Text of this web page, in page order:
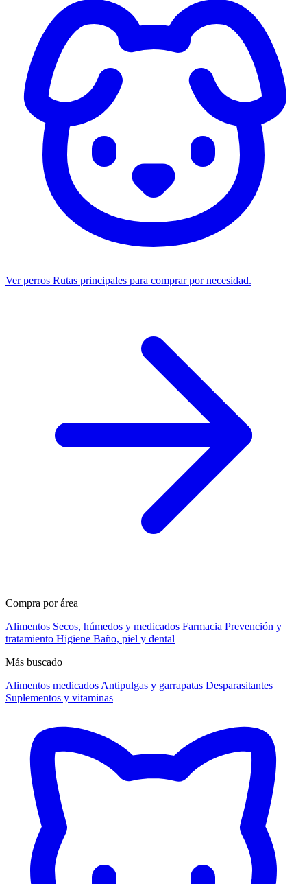
Ver perros Rutas principales para comprar por necesidad.
Compra por área
Alimentos Secos, húmedos y medicados Farmacia Prevención y
tratamiento Higiene Baño, piel y dental
Más buscado
Alimentos medicados Antipulgas y garrapatas Desparasitantes
Suplementos y vitaminas